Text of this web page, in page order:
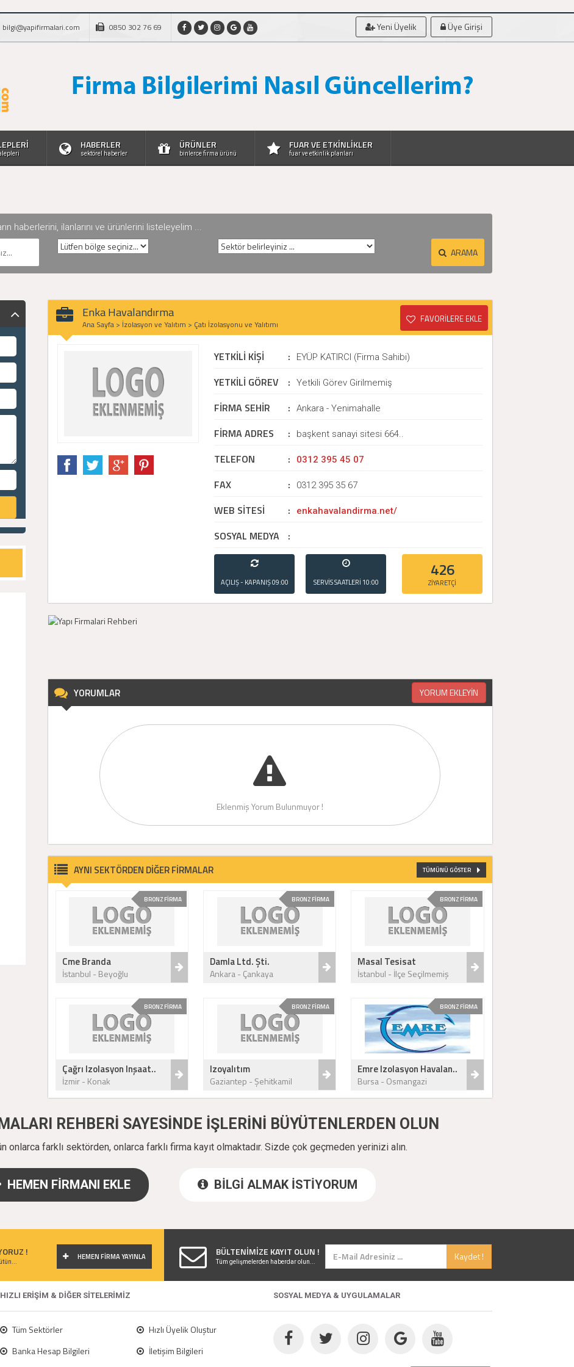
bilgi@yapifirmalari.com 0850 302 76 69 Yeni Üyelik Üye Girişi
HABERLER
sektörel haberler
ÜRÜNLER
binlerce firma ürünü
FUAR VE ETKİNLİKLER
fuar ve etkinlik planları
haberlerini, ilanlarını ve ürünlerini listeleyelim ...
ARAMA
Enka Havalandırma
Ana Sayfa > İzolasyon ve Yalıtım > Çatı İzolasyonu ve Yalıtımı FAVORİLERE EKLE
YETKİLİ KİŞİ : EYÜP KATIRCI (Firma Sahibi)
YETKİLİ GÖREV : Yetkili Görev Girilmemiş
FİRMA SEHİR : Ankara - Yenimahalle
FİRMA ADRES : başkent sanayi sitesi 664..
TELEFON : 0312 395 45 07
FAX : 0312 395 35 67
WEB SİTESİ : enkahavalandirma.net/
SOSYAL MEDYA :
AÇILIŞ - KAPANIŞ09:00
- 21:00
SERVİS SAATLERİ 10:00
- 20:00
426
ZİYARETÇİ
YORUMLAR YORUM EKLEYİN
Eklenmiş Yorum Bulunmuyor !
AYNI SEKTÖRDEN DİĞER FİRMALAR TÜMÜNÜ GÖSTER
BRONZ FİRMA
Cme Branda
İstanbul - Beyoğlu
BRONZ FİRMA
Damla Ltd. Şti.
Ankara - Çankaya
BRONZ FİRMA
Masal Tesisat
İstanbul - İlçe Seçilmemiş
BRONZ FİRMA
Çağrı Izolasyon Inşaat..
İzmir - Konak
BRONZ FİRMA
Izoyalıtım
Gaziantep - Şehitkamil
BRONZ FİRMA
Emre Izolasyon Havalan..
Bursa - Osmangazi
REHBERİ SAYESİNDE İŞLERİNİ BÜYÜTENLERDEN OLUN
onlarca farklı sektörden, onlarca farklı firma kayıt olmaktadır. Sizde çok geçmeden yerinizi alın.
HEMEN FİRMANI EKLE BİLGİ ALMAK İSTİYORUM
! HEMEN FİRMA YAYINLA BÜLTENİMİZE KAYIT OLUN ! Kaydet !
Tüm gelişmelerden haberdar olun...
HIZLI ERİŞİM & DİĞER SİTELERİMİZ SOSYAL MEDYA & UYGULAMALAR
Tüm Sektörler
Hızlı Üyelik Oluştur
Banka Hesap Bilgileri
İletişim Bilgileri